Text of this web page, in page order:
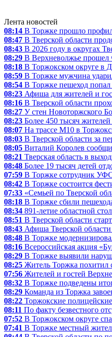
Лента новостей
08:14 В Торжке прошло
08:47 В Тверской области
08:43 В 2026 году в округах
08:29 В Верхневолжье прошел
08:18 В Торжокском округе в
08:59 В Торжке мужчина
08:54 В Торжке пешеход
08:23 Афиша для жителей и
08:16 В Тверской области
08:27 У стен Новоторжского
08:23 Более 450 тысяч
08:07 На трассе М10 в
08:03 В Тверской области за
08:05 Виталий Королев
08:21 Тверская область в
08:48 Более 19 тысяч детей
07:59 В Торжке сотрудник
08:42 В Торжке состоится
07:33 «Семьей по Тверской
08:18 В Торжке сбили
08:34 891-летие областной
08:51 В Тверской области
08:43 Афиша Тверской
08:48 В Торжке
08:16 Всероссийская акция
08:29 В Торжке выявили
08:25 Житель Торжка похитил
07:56 Жителей и гостей
08:32 В Торжке подведены
08:29 Команда из Торжка
08:22 Торжокские
08:11 По факту безвестного
07:52 В Торжокском округе
07:41 В Торжке местный